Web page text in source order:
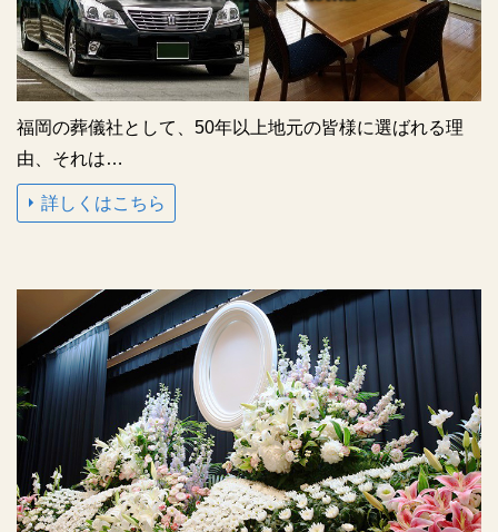
福岡の葬儀社として、50年以上地元の皆様に選ばれる理
由、それは…
詳しくはこちら